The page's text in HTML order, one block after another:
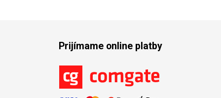
Prijímame online platby